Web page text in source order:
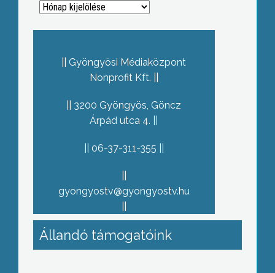
Archívum
Gyöngyösi Médiaközpont
Nonprofit Kft.
3200 Gyöngyös, Göncz
Árpád utca 4.
06-37-311-355
gyongyostv@gyongyostv.hu
Állandó támogatóink